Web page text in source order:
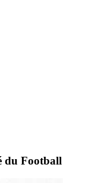
du Football